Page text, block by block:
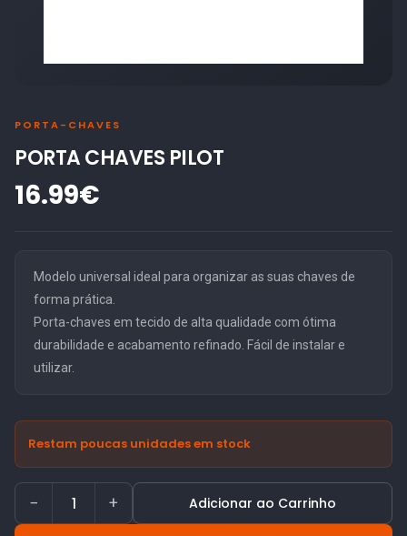
PORTA-CHAVES
PORTA CHAVES PILOT
16.99€
Modelo universal ideal para organizar as suas chaves de
forma prática.
Porta-chaves em tecido de alta qualidade com ótima
durabilidade e acabamento refinado. Fácil de instalar e
utilizar.
Restam poucas unidades em stock
− + Adicionar ao Carrinho